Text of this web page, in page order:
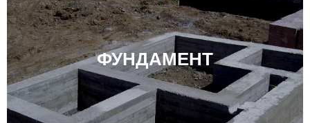
ФУНДАМЕНТ